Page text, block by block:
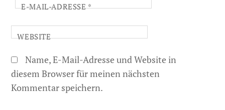
E-MAIL-ADRESSE*
WEBSITE
Name, E-Mail-Adresse und Website in
diesem Browser für meinen nächsten
Kommentar speichern.